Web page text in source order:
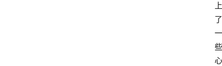
上
了
一
些
心